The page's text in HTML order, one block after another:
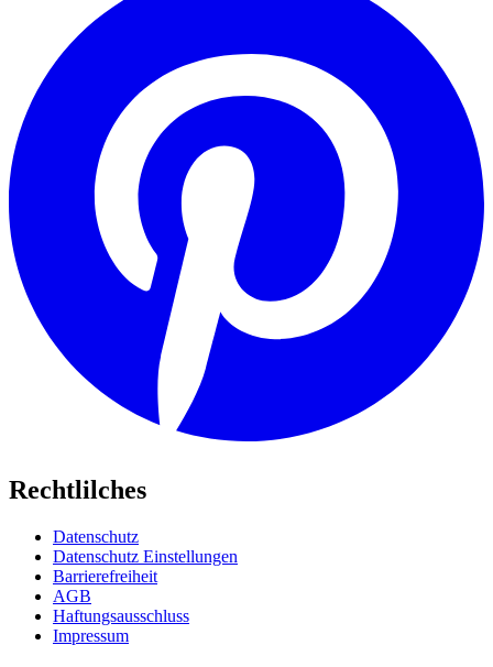
Rechtlilches
Datenschutz
Datenschutz Einstellungen
Barrierefreiheit
AGB
Haftungsausschluss
Impressum